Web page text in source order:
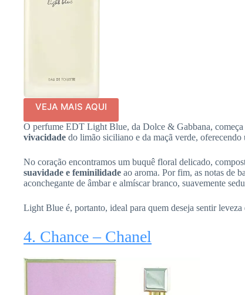
VEJA MAIS AQUI
O perfume EDT Light Blue, da Dolce & Gabbana, começa
vivacidade do limão siciliano e da maçã verde, oferecendo
No coração encontramos um buquê floral delicado,
suavidade e feminilidade ao aroma. Por fim, as notas de
aconchegante de âmbar e almíscar branco, suavemente
Light Blue é, portanto, ideal para quem deseja sentir leveza
4. Chance – Chanel